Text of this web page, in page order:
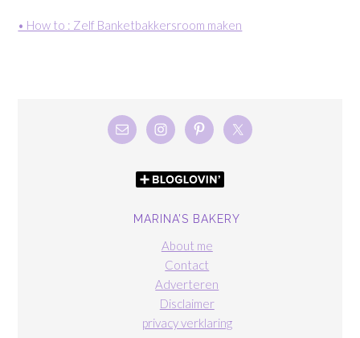
• How to : Zelf Banketbakkersroom maken
MARINA’S BAKERY
About me
Contact
Adverteren
Disclaimer
privacy verklaring